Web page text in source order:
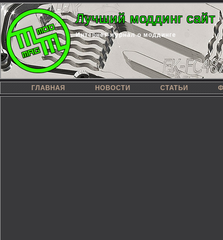
Лучший моддинг сайт
Интернет-журнал о моддинге
ГЛАВНАЯ НОВОСТИ СТАТЬИ